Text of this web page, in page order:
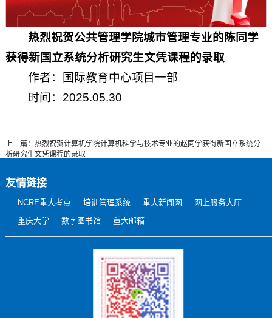
热烈祝贺公共管理学院城市管理专业的陈同学
获得新国立系统分析研究生文凭课程的录取
作者：国际教育中心项目一部
时间：2025.05.30
上一篇：热烈祝贺计算机学院计算机科学与技术专业的赵同学获得新国立系统分
析研究生文凭课程的录取
友情链接
NCRE重大考点 培训管理系统 重大新闻网
网上服务大厅
重庆大学
数字图书馆 重大邮箱